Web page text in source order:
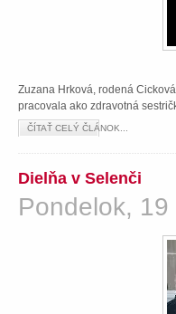
Zuzana Hrková, rodená
pracovala ako zdravotná
ČÍTAŤ CELÝ ČLÁNOK...
Dielňa v Selenči
Pondelok,